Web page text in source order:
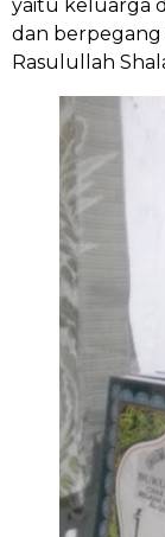
yaitu keluarga
dan berpegang
Rasulullah